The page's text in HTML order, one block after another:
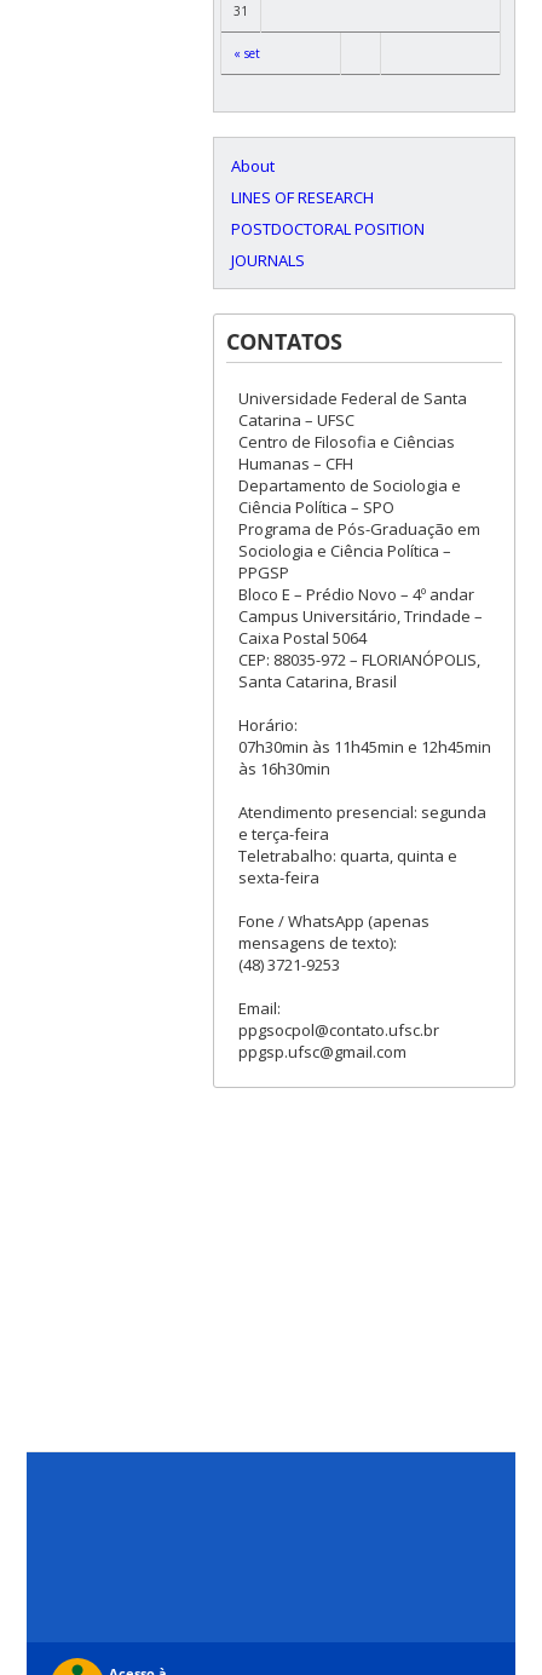
« set
31
About
LINES OF RESEARCH
POSTDOCTORAL POSITION
JOURNALS
CONTATOS
Universidade Federal de Santa
Catarina – UFSC
Centro de Filosofia e Ciências
Humanas – CFH
Departamento de Sociologia e
Ciência Política – SPO
Programa de Pós-Graduação em
Sociologia e Ciência Política –
PPGSP
Bloco E – Prédio Novo – 4º andar
Campus Universitário, Trindade –
Caixa Postal 5064
CEP: 88035-972 – FLORIANÓPOLIS,
Santa Catarina, Brasil
Horário:
07h30min às 11h45min e 12h45min
às 16h30min
Atendimento presencial: segunda
e terça-feira
Teletrabalho: quarta, quinta e
sexta-feira
Fone / WhatsApp (apenas
mensagens de texto):
(48) 3721-9253
Email:
ppgsocpol@contato.ufsc.br
ppgsp.ufsc@gmail.com